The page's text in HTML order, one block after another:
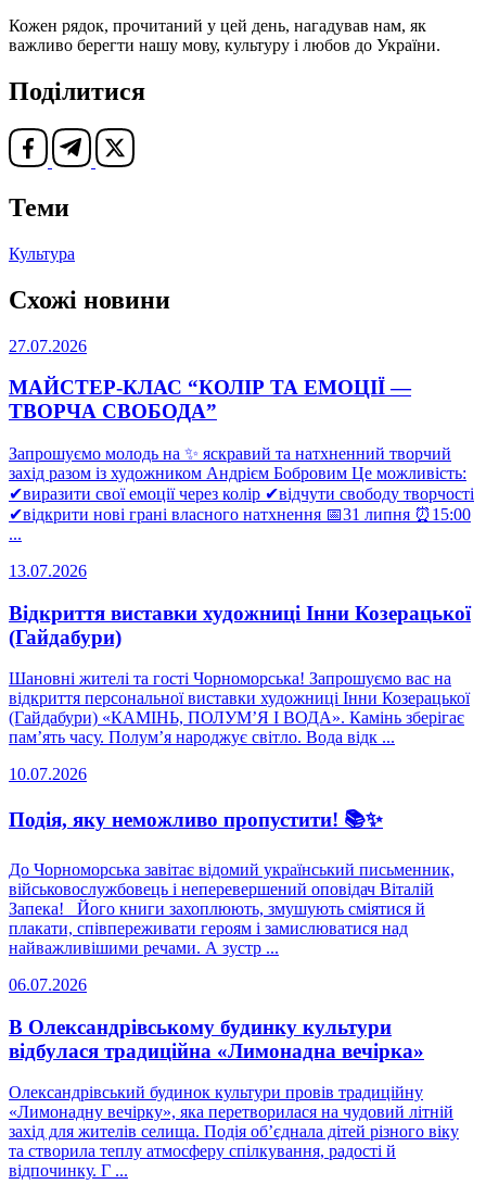
Кожен рядок, прочитаний у цей день, нагадував нам, як
важливо берегти нашу мову, культуру і любов до України.
Поділитися
Теми
Культура
Схожі новини
27.07.2026
МАЙСТЕР-КЛАС “КОЛІР ТА ЕМОЦІЇ —
ТВОРЧА СВОБОДА”
Запрошуємо молодь на ✨ яскравий та натхненний творчий
захід разом із художником Андрієм Бобровим Це можливість:
✔виразити свої емоції через колір ✔відчути свободу творчості
✔відкрити нові грані власного натхнення 📅31 липня ⏰15:00
...
13.07.2026
Відкриття виставки художниці Інни Козерацької
(Гайдабури)
Шановні жителі та гості Чорноморська! Запрошуємо вас на
відкриття персональної виставки художниці Інни Козерацької
(Гайдабури) «КАМІНЬ, ПОЛУМ’Я І ВОДА». Камінь зберігає
пам’ять часу. Полум’я народжує світло. Вода відк ...
10.07.2026
Подія, яку неможливо пропустити! 📚✨
До Чорноморська завітає відомий український письменник,
військовослужбовець і неперевершений оповідач Віталій
Запека! Його книги захоплюють, змушують сміятися й
плакати, співпереживати героям і замислюватися над
найважливішими речами. А зустр ...
06.07.2026
В Олександрівському будинку культури
відбулася традиційна «Лимонадна вечірка»
Олександрівський будинок культури провів традиційну
«Лимонадну вечірку», яка перетворилася на чудовий літній
захід для жителів селища. Подія об’єднала дітей різного віку
та створила теплу атмосферу спілкування, радості й
відпочинку. Г ...